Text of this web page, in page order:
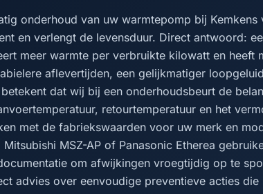
onderhoud van uw warmtepomp bij
en verlengt de levensduur. Direct antwoord:
meer warmte per verbruikte kilowatt en heeft
aflevertijden, een gelijkmatiger
dat wij bij een onderhoudsbeurt de
retourtemperatuur en het
met de fabriekswaarden voor uw merk en
Mitsubishi MSZ-AP of Panasonic Etherea
om afwijkingen vroegtijdig op te
advies over eenvoudige preventieve acties